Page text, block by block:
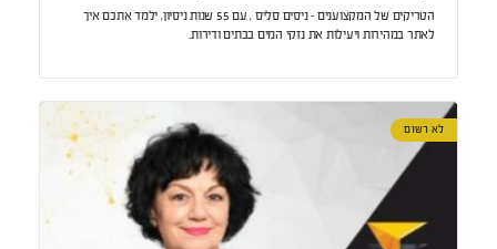
הטריקים של המקצוענים – ניסים סליס , עם 55 שנות ניסיון, ילמד אתכם איך
לאתר במהירות ויעילות את נזקי המים בבתים ודירות.
לא רשום